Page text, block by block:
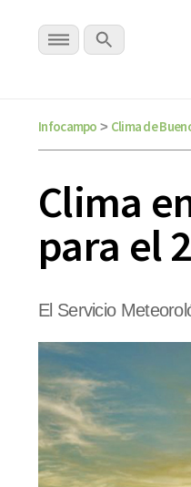
Infocampo > Clima de
Clima
para el
El Servicio